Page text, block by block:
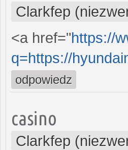
Clarkfep
<a href="https://
q=https://
odpowiedz
casino
Clarkfep